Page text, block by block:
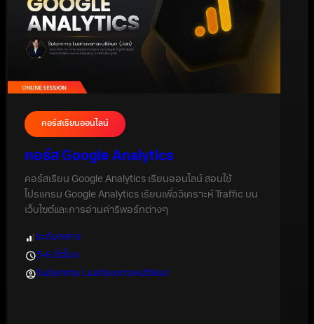
คอร์สเรียนออนไลน์
คอร์ส Google Analytics
คอร์สเรียน Google Analytics เรียนออนไลน์ สอนใช้
โปรแกรม Google Analytics เรียนเพื่อวิเคราะห์ Traffic บน
เว็บไซต์และการอ่านค่ารีพอร์ทต่างๆ
ระดับกลาง
5-6 ชั่วโมง
Sutamma Luahavorravuttikun